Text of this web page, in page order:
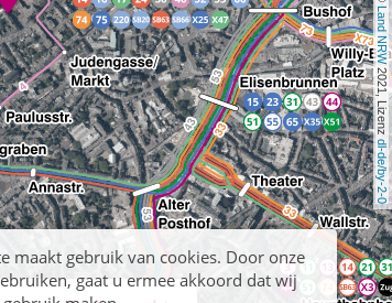
Land NRW
2021, Lizenz
dl-de/by-2-0
maakt gebruik van cookies. Door onze
gaat u ermee akkoord dat wij